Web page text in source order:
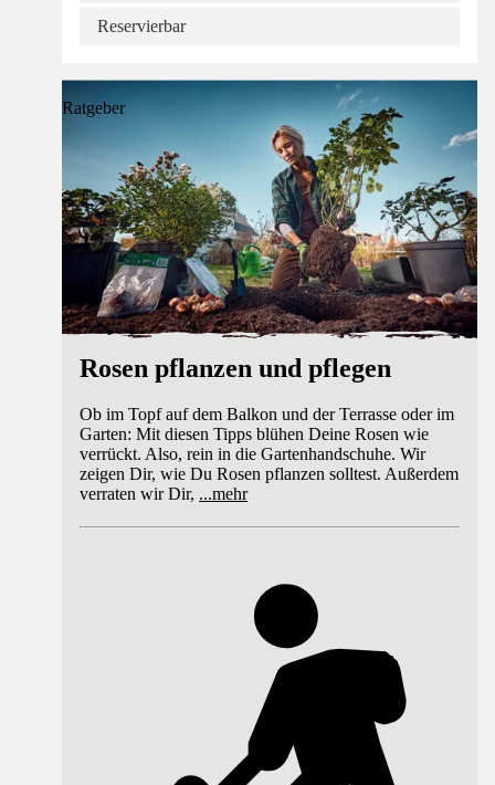
Reservierbar
Ratgeber
Rosen pflanzen und pflegen
Ob im Topf auf dem Balkon und der Terrasse oder im
Garten: Mit diesen Tipps blühen Deine Rosen wie
verrückt. Also, rein in die Gartenhandschuhe. Wir
zeigen Dir, wie Du Rosen pflanzen solltest. Außerdem
verraten wir Dir, ...mehr